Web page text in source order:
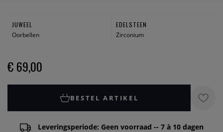
JUWEEL
Oorbellen
EDELSTEEN
Zirconium
€ 69,00
BESTEL ARTIKEL
Leveringsperiode: Geen voorraad -- 7 à 10 dagen